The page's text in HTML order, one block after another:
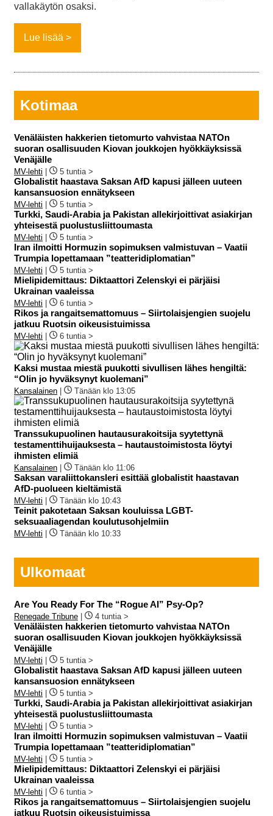
vallakäytön osaksi.
Lue lisää
Kotimaa
Venäläisten hakkerien tietomurto vahvistaa NATOn
suoran osallisuuden Kiovan joukkojen hyökkäyksissä
Venäjälle
MV-lehti 5 tuntia >
Globalistit haastava Saksan AfD kapusi jälleen uuteen
kansansuosion ennätykseen
MV-lehti 5 tuntia >
Turkki, Saudi-Arabia ja Pakistan allekirjoittivat asiakirjan
yhteisestä puolustusliittoumasta
MV-lehti 5 tuntia >
Iran ilmoitti Hormuzin sopimuksen valmistuvan – Vaatii
Trumpia lopettamaan ”teatteridiplomatian”
MV-lehti 5 tuntia >
Mielipidemittaus: Diktaattori Zelenskyi ei pärjäisi
Ukrainan vaaleissa
MV-lehti 6 tuntia >
Rikos ja rangaitsemattomuus – Siirtolaisjengien suojelu
jatkuu Ruotsin oikeusistuimissa
MV-lehti 6 tuntia >
Kaksi mustaa miestä puukotti sivullisen lähes hengiltä:
“Olin jo hyväksynyt kuolemani”
Kansalainen Tänään klo 13:05
Transsukupuolinen hautausurakoitsija syytettynä
testamenttihuijauksesta – hautaustoimistosta löytyi
ihmisten elimiä
Kansalainen Tänään klo 11:06
Saksan varaliittokansleri esittää globalistit haastavan
AfD-puolueen kieltämistä
MV-lehti Tänään klo 10:43
Teinit pakotetaan Saksan kouluissa LGBT-
seksuaaliagendan koulutusohjelmiin
MV-lehti Tänään klo 10:33
Ulkomaat
Are You Ready For The “Rogue AI” Psy-Op?
Renegade Tribune 4 tuntia >
Venäläisten hakkerien tietomurto vahvistaa NATOn
suoran osallisuuden Kiovan joukkojen hyökkäyksissä
Venäjälle
MV-lehti 5 tuntia >
Globalistit haastava Saksan AfD kapusi jälleen uuteen
kansansuosion ennätykseen
MV-lehti 5 tuntia >
Turkki, Saudi-Arabia ja Pakistan allekirjoittivat asiakirjan
yhteisestä puolustusliittoumasta
MV-lehti 5 tuntia >
Iran ilmoitti Hormuzin sopimuksen valmistuvan – Vaatii
Trumpia lopettamaan ”teatteridiplomatian”
MV-lehti 5 tuntia >
Mielipidemittaus: Diktaattori Zelenskyi ei pärjäisi
Ukrainan vaaleissa
MV-lehti 6 tuntia >
Rikos ja rangaitsemattomuus – Siirtolaisjengien suojelu
jatkuu Ruotsin oikeusistuimissa